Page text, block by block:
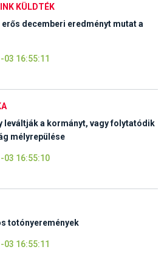
KÜLDTÉK
erős decemberi eredményt mutat a
03 16:55:11
leváltják a kormányt, vagy folytatódik
mélyrepülése
03 16:55:10
totónyeremények
03 16:55:11